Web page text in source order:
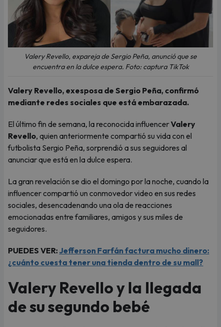
Valery Revello, expareja de Sergio Peña, anunció que se
encuentra en la dulce espera. Foto: captura TikTok
Valery Revello, exesposa de Sergio Peña, confirmó
mediante redes sociales que está embarazada.
El último fin de semana, la reconocida influencerValery
Revello, quien anteriormente compartió su vida con el
futbolista Sergio Peña, sorprendió a sus seguidores al
anunciar que está en la dulce espera.
La gran revelación se dio el domingo por la noche, cuando la
influencer compartió un conmovedor video en sus redes
sociales, desencadenando una ola de reacciones
emocionadas entre familiares, amigos y sus miles de
seguidores.
PUEDES VER:Jefferson Farfán factura mucho dinero:
¿cuánto cuesta tener una tienda dentro de su mall?
Valery Revello y la llegada
de su segundo bebé